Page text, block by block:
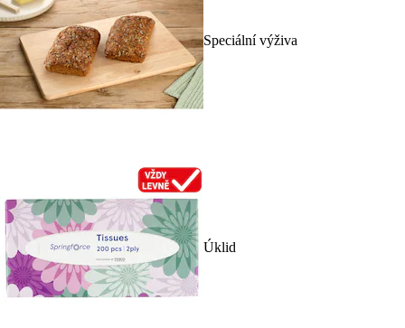
Speciální výživa
Úklid